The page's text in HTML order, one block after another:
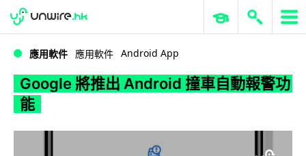
Google 將推出 Android 撞車自動報警功能
WWDC 2026 ERP 與商業 AI
應用軟件 應用軟件 Android App
Google 將推出 Android 撞車自動報警功
能